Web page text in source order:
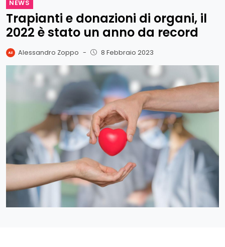
NEWS
Trapianti e donazioni di organi, il
2022 è stato un anno da record
Alessandro Zoppo - 8 Febbraio 2023